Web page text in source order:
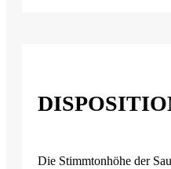
Die Stimmtonhöhe der